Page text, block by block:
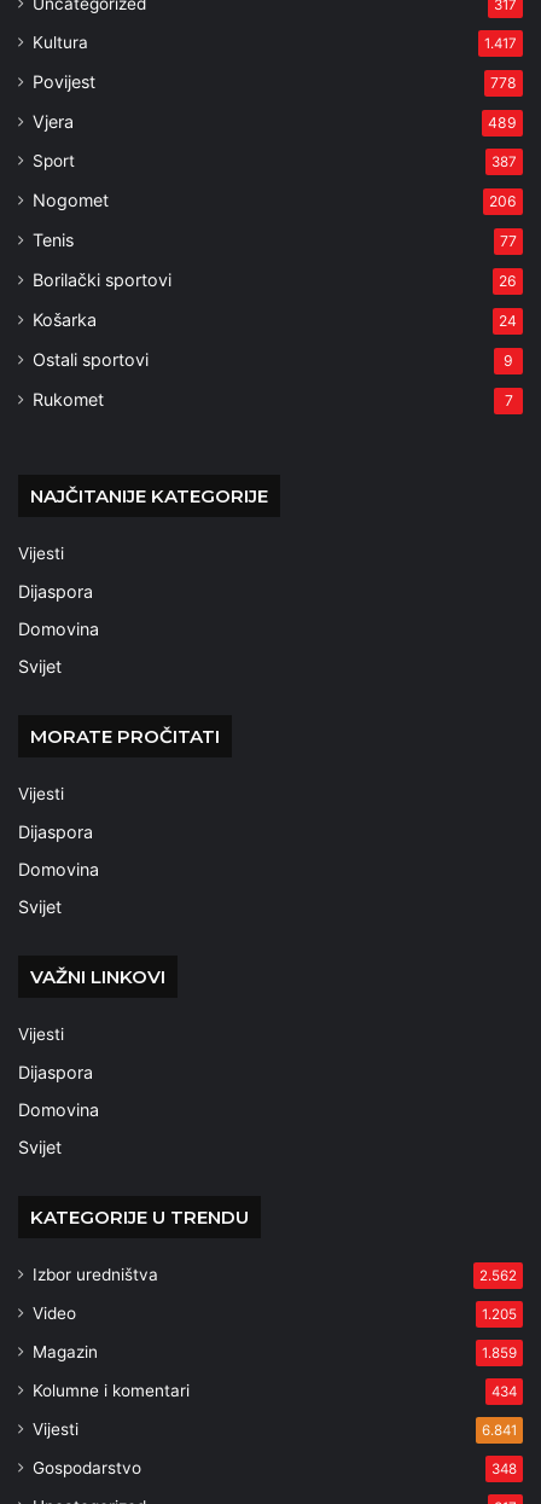
Uncategorized 317
Kultura 1.417
Povijest 778
Vjera 489
Sport 387
Nogomet 206
Tenis 77
Borilački sportovi 26
Košarka 24
Ostali sportovi 9
Rukomet 7
NAJČITANIJE KATEGORIJE
Vijesti
Dijaspora
Domovina
Svijet
MORATE PROČITATI
Vijesti
Dijaspora
Domovina
Svijet
VAŽNI LINKOVI
Vijesti
Dijaspora
Domovina
Svijet
KATEGORIJE U TRENDU
Izbor uredništva 2.562
Video 1.205
Magazin 1.859
Kolumne i komentari 434
Vijesti 6.841
Gospodarstvo 348